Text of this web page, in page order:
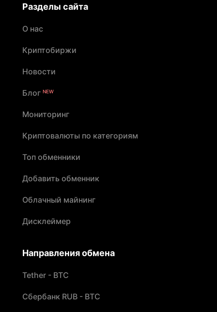
Разделы сайта
О нас
Криптобиржи
Новости
Блог NEW
Мониторинг
Криптовалюты по категориям
Топ обменники
Добавить обменник
Облачный майнинг
Дисклеймер
Направления обмена
Tether - BTC
Сбербанк RUB - BTC